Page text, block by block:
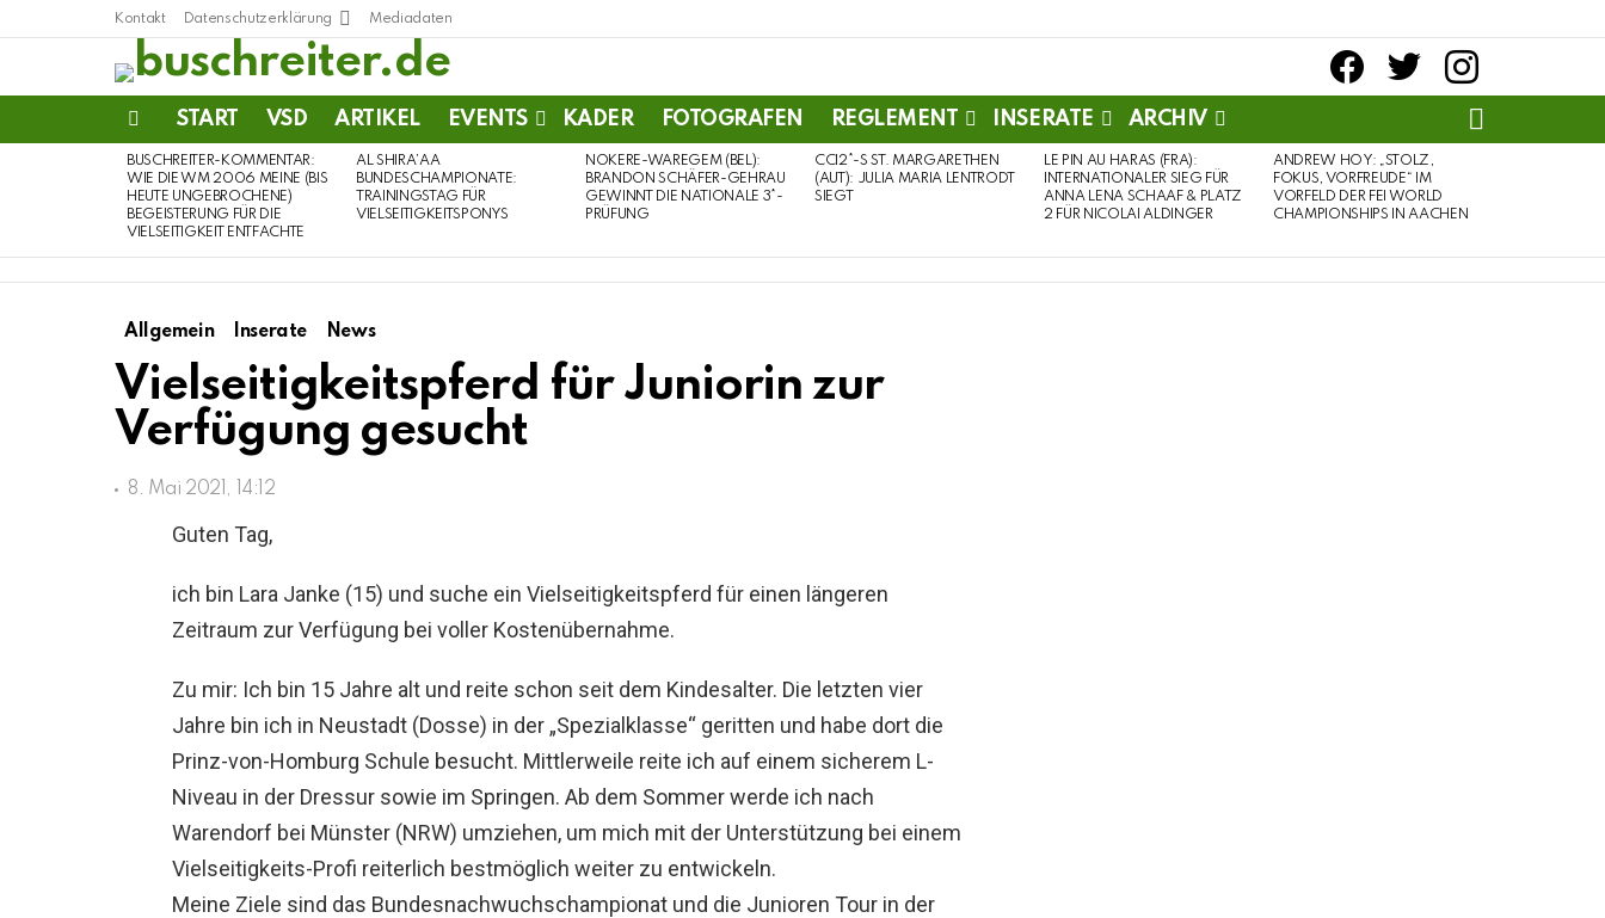
Kontakt Datenschutzerklärung Mediadaten
facebooktwitter instagram
START VSD ARTIKEL EVENTS KADER FOTOGRAFEN REGLEMENT INSERATE ARCHIV
LATEST
STORIES
BUSCHREITER-KOMMENTAR:
WIE DIE WM 2006 MEINE (BIS
HEUTE UNGEBROCHENE)
BEGEISTERUNG FÜR DIE
VIELSEITIGKEIT ENTFACHTE
AL SHIRA’AA
BUNDESCHAMPIONATE:
TRAININGSTAG FÜR
VIELSEITIGKEITSPONYS
NOKERE-WAREGEM (BEL):
BRANDON SCHÄFER-GEHRAU
GEWINNT DIE NATIONALE 3*-
PRÜFUNG
CCI2*-S ST. MARGARETHEN
(AUT): JULIA MARIA LENTRODT
SIEGT
LE PIN AU HARAS (FRA):
INTERNATIONALER SIEG FÜR
ANNA LENA SCHAAF & PLATZ
2 FÜR NICOLAI ALDINGER
ANDREW HOY: „STOLZ,
FOKUS, VORFREUDE“ IM
VORFELD DER FEI WORLD
CHAMPIONSHIPS IN AACHEN
Allgemein Inserate News
Vielseitigkeitspferd für Juniorin zur
Verfügung gesucht
8. Mai 2021, 14:12
Guten Tag,
ich bin Lara Janke (15) und suche ein Vielseitigkeitspferd für einen längeren
Zeitraum zur Verfügung bei voller Kostenübernahme.
Zu mir: Ich bin 15 Jahre alt und reite schon seit dem Kindesalter. Die letzten vier
Jahre bin ich in Neustadt (Dosse) in der „Spezialklasse“ geritten und habe dort die
Prinz-von-Homburg Schule besucht. Mittlerweile reite ich auf einem sicherem L-
Niveau in der Dressur sowie im Springen. Ab dem Sommer werde ich nach
Warendorf bei Münster (NRW) umziehen, um mich mit der Unterstützung bei einem
Vielseitigkeits-Profi reiterlich bestmöglich weiter zu entwickeln.
Meine Ziele sind das Bundesnachwuchschampionat und die Junioren Tour in der